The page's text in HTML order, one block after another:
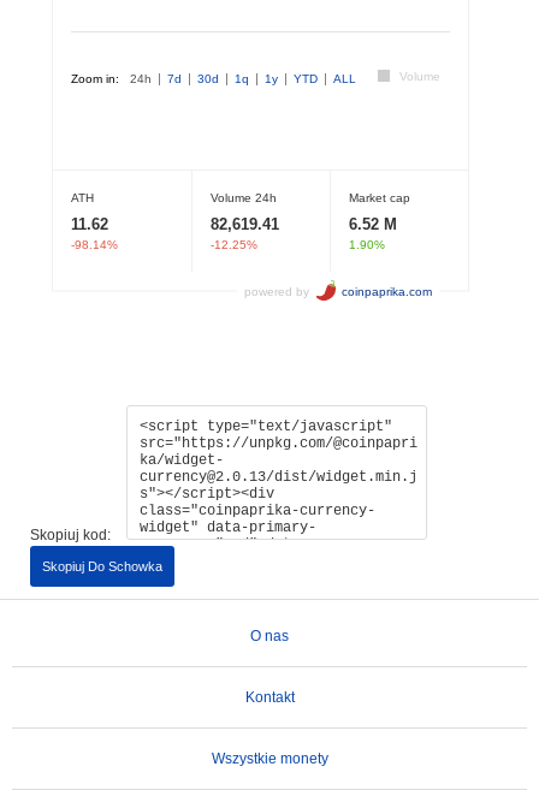
Skopiuj kod:
Skopiuj Do Schowka
O nas
Kontakt
Wszystkie monety